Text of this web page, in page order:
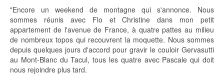
"Encore un weekend de montagne qui s'annonce. Nous
sommes réunis avec Flo et Christine dans mon petit
appartement de l'avenue de France, à quatre pattes au milieu
de nombreux topos qui recouvrent la moquette. Nous sommes
depuis quelques jours d'accord pour gravir le couloir Gervasutti
au Mont-Blanc du Tacul, tous les quatre avec Pascale qui doit
nous rejoindre plus tard.